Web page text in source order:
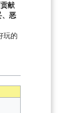
献
、恶
玩的